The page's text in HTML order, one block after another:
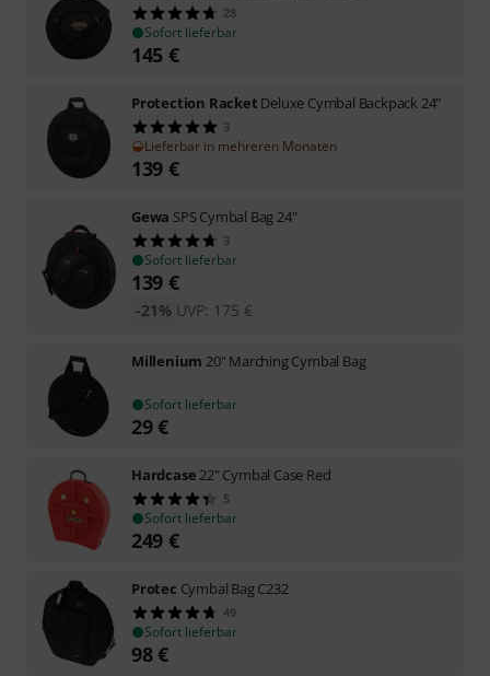
28
Sofort lieferbar
145 €
Protection Racket Deluxe Cymbal Backpack 24"
3
Lieferbar in mehreren Monaten
139 €
Gewa SPS Cymbal Bag 24"
3
Sofort lieferbar
139 €
UVP: 175 €
-21%
Millenium 20" Marching Cymbal Bag
Sofort lieferbar
29€
Hardcase 22" Cymbal Case Red
5
Sofort lieferbar
249 €
Protec Cymbal Bag C232
49
Sofort lieferbar
98€